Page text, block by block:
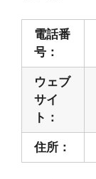
電話番
号：
ウェブ
サイ
ト：
住所：